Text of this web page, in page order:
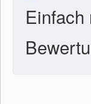
Einfach